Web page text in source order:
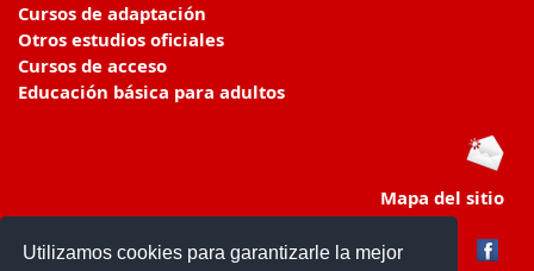
Utilizamos cookies para garantizarle la mejor
Cursos de adaptación
Otros estudios oficiales
Cursos de acceso
Educación básica para adultos
Mapa del sitio